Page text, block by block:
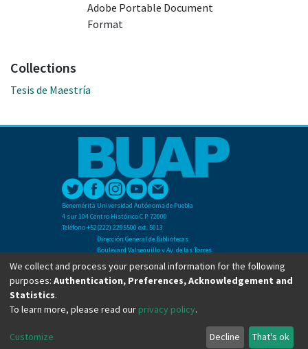
Adobe Portable Document
Format
Collections
Tesis de Maestría
Benemérita Universidad Autónoma de Puebla
4 sur 104 Centro Histórico C.P. 72000
Teléfono +52(222) 2295500 ext. 5013
Dirección General de Bibliotecas
Boulevard Valsequillo y Av. de las Torres
Ciudad Universitaria. Col. San Manuel
C.P. 72570
Teléfono +52 (222) 2295500 Ext 2901
Copyright © Dirección General de Bibliotecas - BUAP 2024. All right reserved.
We collect and process your personal information for the following
purposes: Authentication, Preferences, Acknowledgement and
Statistics.
To learn more, please read our privacy policy.
Customize Decline That's ok